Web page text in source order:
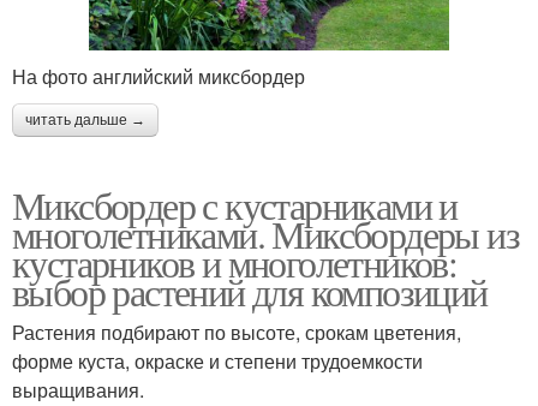
На фото английский миксбордер
читать дальше →
Миксбордер с кустарниками и
многолетниками. Миксбордеры из
кустарников и многолетников:
выбор растений для композиций
Растения подбирают по высоте, срокам цветения,
форме куста, окраске и степени трудоемкости
выращивания.